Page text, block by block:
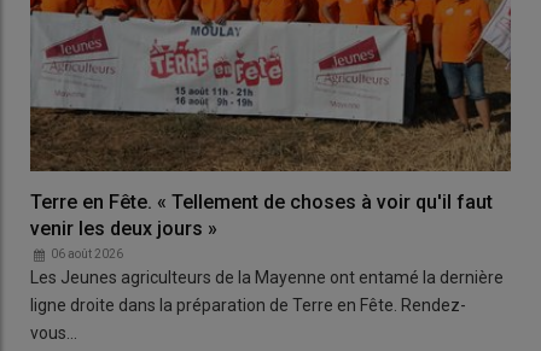
Terre en Fête. « Tellement de choses à voir qu'il faut
venir les deux jours »
06 août 2026
Les Jeunes agriculteurs de la Mayenne ont entamé la dernière
ligne droite dans la préparation de Terre en Fête. Rendez-
vous…